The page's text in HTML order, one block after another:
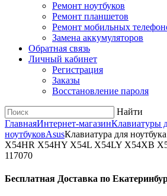
Ремонт ноутбуков
Ремонт планшетов
Ремонт мобильных
Замена аккумуляторов
Обратная связь
Личный кабинет
Регистрация
Заказы
Восстановление пароля
Найти
ГлавнаяИнтернет-магазинКлавиатуры
ноутбуковAsusКлавиатура для
X54HR X54HY X54L X54LY X54XB
117070
Бесплатная Доставка по